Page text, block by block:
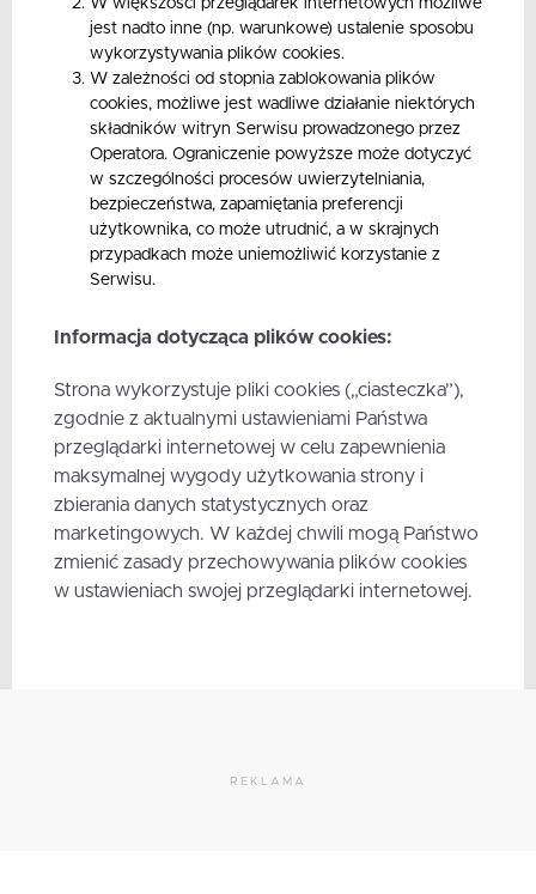
W większości przeglądarek internetowych możliwe
jest nadto inne (np. warunkowe) ustalenie sposobu
wykorzystywania plików cookies.
W zależności od stopnia zablokowania plików
cookies, możliwe jest wadliwe działanie niektórych
składników witryn Serwisu prowadzonego przez
Operatora. Ograniczenie powyższe może dotyczyć
w szczególności procesów uwierzytelniania,
bezpieczeństwa, zapamiętania preferencji
użytkownika, co może utrudnić, a w skrajnych
przypadkach może uniemożliwić korzystanie z
Serwisu.
Informacja dotycząca plików cookies:
Strona wykorzystuje pliki cookies („ciasteczka”),
zgodnie z aktualnymi ustawieniami Państwa
przeglądarki internetowej w celu zapewnienia
maksymalnej wygody użytkowania strony i
zbierania danych statystycznych oraz
marketingowych. W każdej chwili mogą Państwo
zmienić zasady przechowywania plików cookies
w ustawieniach swojej przeglądarki internetowej.
REKLAMA